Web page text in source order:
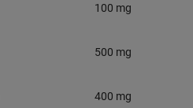
100 mg
500 mg
400 mg